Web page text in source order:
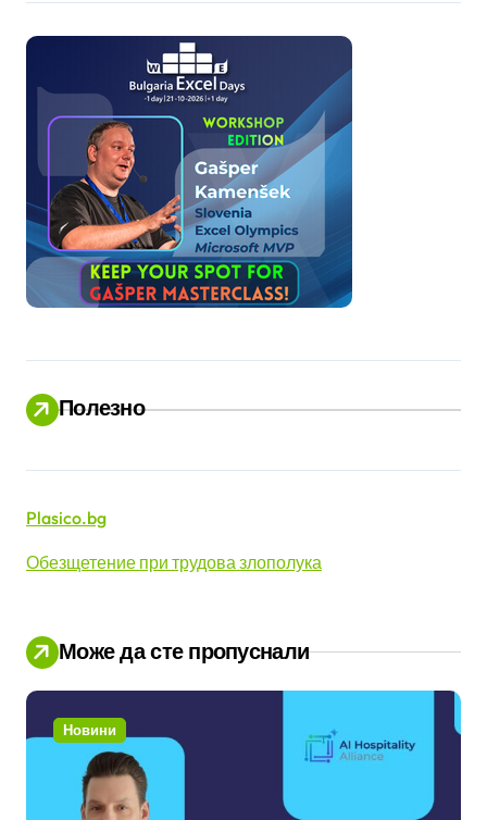
Полезно
Plasico.bg
Обезщетение при трудова злополука
Може да сте пропуснали
Новини